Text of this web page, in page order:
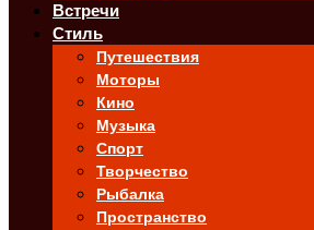
Встречи
Стиль
Путешествия
Моторы
Кино
Музыка
Спорт
Творчество
Рыбалка
Пространство